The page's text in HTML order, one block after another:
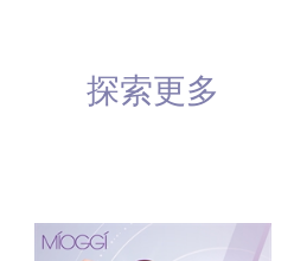
探索更多